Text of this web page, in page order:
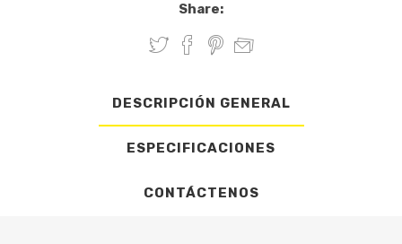
Share:
DESCRIPCIÓN GENERAL
ESPECIFICACIONES
CONTÁCTENOS